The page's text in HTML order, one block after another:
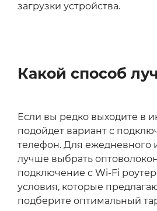
загрузки устройства.
Какой способ
Если вы редко выходите в
подойдет вариант с
телефон. Для ежедневного
лучше выбрать
подключение с Wi‑Fi
условия, которые
подберите оптимальный